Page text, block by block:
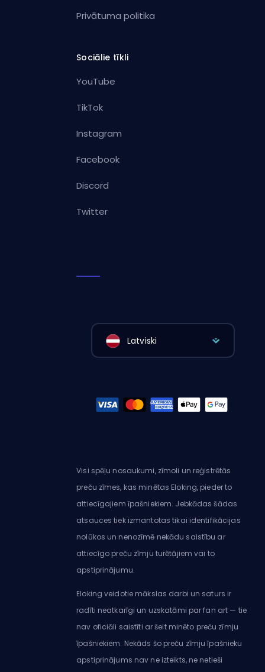
Privātuma politika
Sociālie tīkli
YouTube
TikTok
Instagram
Facebook
Discord
Twitter
Latviski
Visi spēļu nosaukumi, zīmoli un reģistrētās
preču zīmes, kas minētas Eloking, pieder to
attiecīgajiem īpašniekiem. Jebkādas šādas
atsauces tiek izmantotas tikai identifikācijas
nolūkos un nenozīmē nekādu saistību ar
attiecīgo preču zīmju turētājiem vai to
apstiprinājumu.
Eloking veidotie mākslas darbi un saturs ir
radīti neatkarīgi un uzskatāmi par fan art — tie
nav oficiāli saistīti ar šeit minēto preču zīmju
īpašniekiem. Nekāds šo preču zīmju īpašnieku
apstiprinājums nav ne izteikts, ne netieši